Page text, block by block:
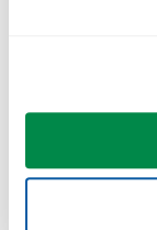
Risparmia
ASAP Utilities ti
Puoi iniziare subito.